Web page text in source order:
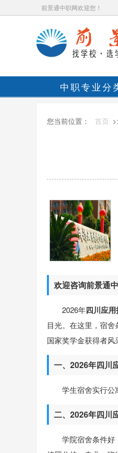
前景通中职网欢迎您！
中职专业分
您当前位置： 首页
欢迎咨询前景通
2026年四川应
目光。在这里，宿
国家奖学金获得者风
一、2026年四川
学生宿舍实行公
二、2026年四川
学院宿舍条件好